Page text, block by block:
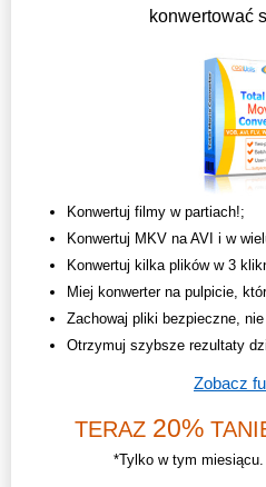
konwertować
Konwertuj filmy w partiach!;
Konwertuj MKV na AVI i w
Konwertuj kilka plików w 3
Miej konwerter na pulpicie,
Zachowaj pliki bezpieczne,
Otrzymuj szybsze rezultaty
Zobacz
TERAZ 20%
*Tylko w tym